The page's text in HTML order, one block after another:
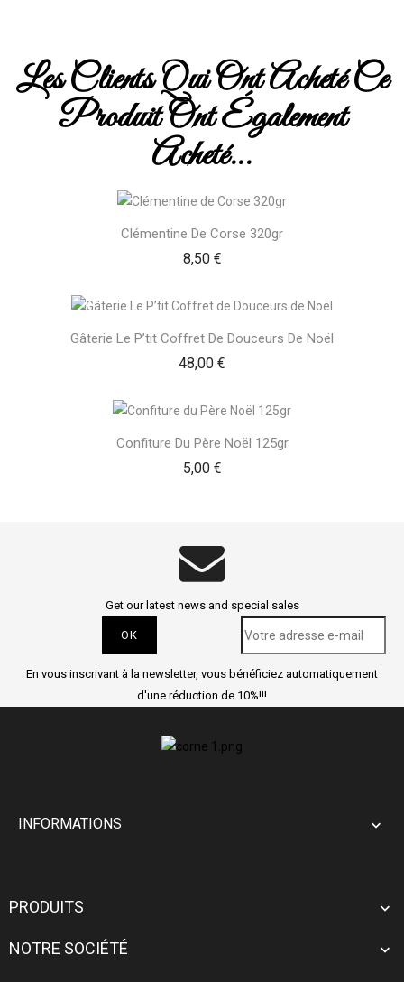
Les Clients Qui Ont Acheté Ce
Produit Ont Également
Acheté...
Clémentine De Corse 320gr
8,50 €Prix
Gâterie Le P’tit Coffret De Douceurs De Noël
48,00 €
Confiture Du Père Noël 125gr
5,00 €Prix
Get our latest news and special sales
En vous inscrivant à la newsletter, vous bénéficiez automatiquement
d'une réduction de 10%!!!
INFORMATIONS 
PRODUITS 
NOTRE SOCIÉTÉ 